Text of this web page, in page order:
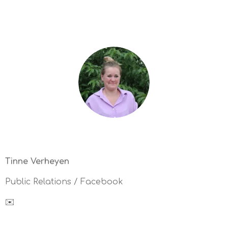
Tinne Verheyen
Public Relations / Facebook
✉️